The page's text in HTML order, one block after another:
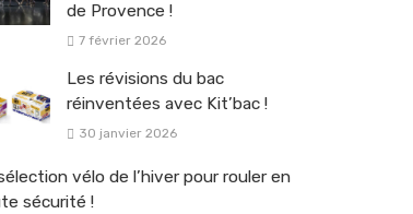
de Provence !
7 février 2026
Les révisions du bac
réinventées avec Kit’bac !
30 janvier 2026
vélo de l’hiver pour rouler en
sécurité !